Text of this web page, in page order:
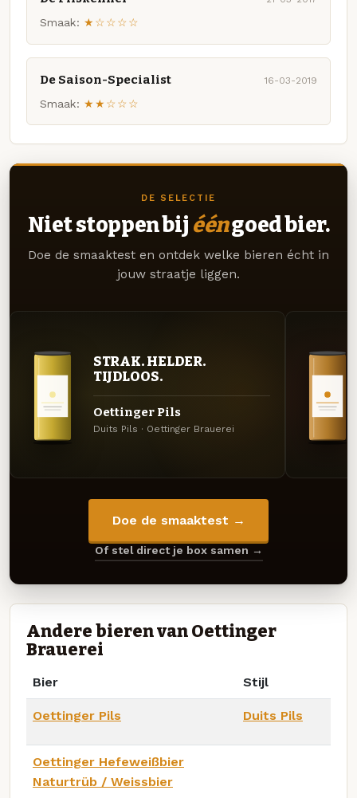
Smaak: ★☆☆☆☆
De Saison-Specialist 16-03-2019
Smaak: ★★☆☆☆
DE SELECTIE
Niet stoppen bij ééngoed bier.
Doe de smaaktest en ontdek welke bieren écht in
jouw straatje liggen.
STRAK. HELDER.
TIJDLOOS.
Oettinger Pils
Duits Pils · Oettinger Brauerei
Doe de smaaktest →
Of stel direct je box samen →
Andere bieren van Oettinger
Brauerei
Bier Stijl
Oettinger Pils Duits Pils
Oettinger Hefeweißbier
Naturtrüb / Weissbier